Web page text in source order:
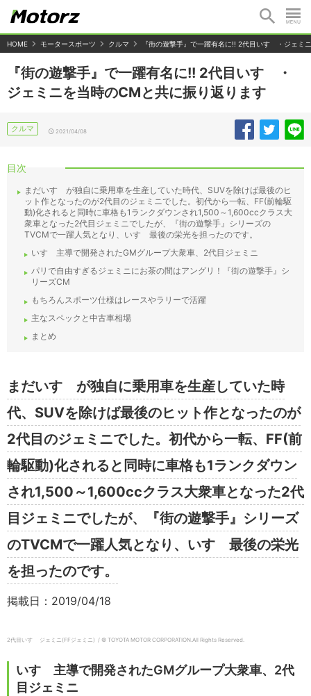
HOME モータースポーツ クルマ 『街の遊撃手』で一躍有名に!! 2代目いすゞ・ジェミ
『街の遊撃手』で一躍有名に!! 2代目いすゞ・
ジェミニを当時のCMと共に振り返ります
クルマ 2021/04/08
目次
まだいすゞが独自に乗用車を生産していた時代、SUVを除けば最後のヒ
ット作となったのが2代目のジェミニでした。初代から一転、FF(前輪駆
動)化されると同時に車格も1ランクダウンされ1,500～1,600ccクラス大
衆車となった2代目ジェミニでしたが、『街の遊撃手』シリーズの
TVCMで一躍人気となり、いすゞ最後の栄光を担ったのです。
いすゞ主導で開発されたGMグループ大衆車、2代目ジェミニ
パリで自由すぎるジェミニにお茶の間はアングリ！『街の遊撃手』シ
リーズCM
もちろんスポーツ仕様はレースやラリーで活躍
主なスペックと中古車相場
まとめ
まだいすゞが独自に乗用車を生産していた時
代、SUVを除けば最後のヒット作となったのが
2代目のジェミニでした。初代から一転、FF(前
輪駆動)化されると同時に車格も1ランクダウン
され1,500～1,600ccクラス大衆車となった2代
目ジェミニでしたが、『街の遊撃手』シリーズ
のTVCMで一躍人気となり、いすゞ最後の栄光
を担ったのです。
掲載日：2019/04/18
2代目いすゞ ジェミニ(FFジェミニ) / © TOYOTA MOTOR CORPORATION.All Rights Reserved.
いすゞ主導で開発されたGMグループ大衆車、2代
目ジェミニ